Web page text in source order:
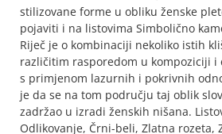
stilizovane forme u obliku ženske
pojaviti i na listovima Simbolično
Riječ je o kombinaciji nekoliko istih
različitim rasporedom u kompoziciji
s primjenom lazurnih i pokrivnih
je da se na tom području taj oblik
zadržao u izradi ženskih nišana.
Odlikovanje, Črni-beli, Zlatna rozeta,